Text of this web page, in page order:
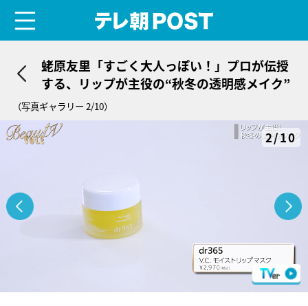
蛯原友里「すごく大人っぽい！」プロが伝授
する、リップが主役の“秋冬の透明感メイク”
（写真ギャラリー 2/10）
2/10